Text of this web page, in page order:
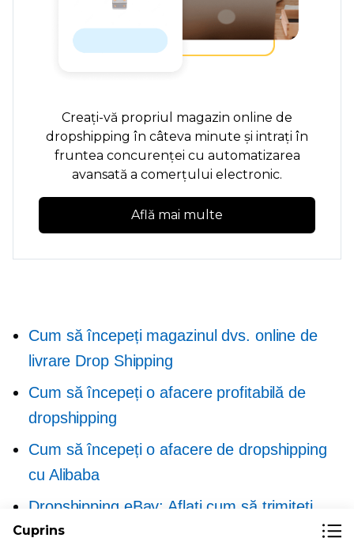
Creați-vă propriul magazin online de
dropshipping în câteva minute și intrați în
fruntea concurenței cu automatizarea
avansată a comerțului electronic.
Află mai multe
Cum să începeți magazinul dvs. online de
livrare Drop Shipping
Cum să începeți o afacere profitabilă de
dropshipping
Cum să începeți o afacere de dropshipping
cu Alibaba
Dropshipping eBay: Aflați cum să trimiteți
Dropship pe eBay astăzi
Cuprins